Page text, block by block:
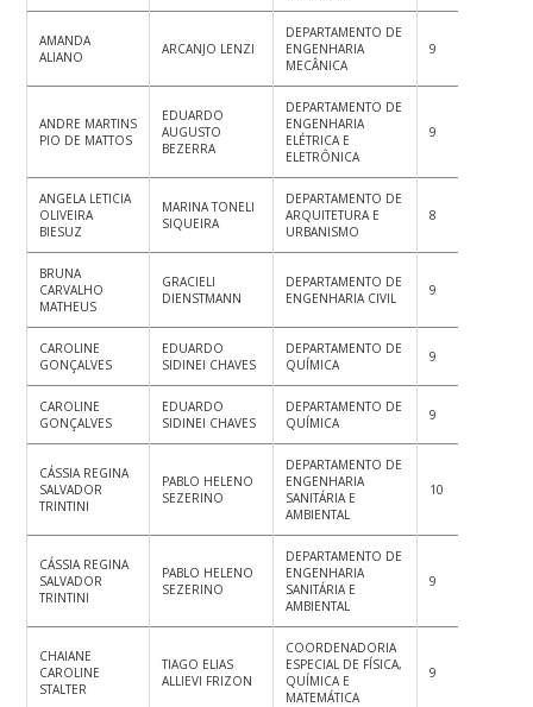
AMANDA
ALIANO
ARCANJO LENZI
DEPARTAMENTO DE
ENGENHARIA
MECÂNICA
9
ANDRE MARTINS
PIO DE MATTOS
EDUARDO
AUGUSTO
BEZERRA
DEPARTAMENTO DE
ENGENHARIA
ELÉTRICA E
ELETRÔNICA
9
ANGELA LETICIA
OLIVEIRA
BIESUZ
MARINA TONELI
SIQUEIRA
DEPARTAMENTO DE
ARQUITETURA E
URBANISMO
8
BRUNA
CARVALHO
MATHEUS
GRACIELI
DIENSTMANN
DEPARTAMENTO DE
ENGENHARIA CIVIL
9
CAROLINE
GONÇALVES
EDUARDO
SIDINEI CHAVES
DEPARTAMENTO DE
QUÍMICA
9
CAROLINE
GONÇALVES
EDUARDO
SIDINEI CHAVES
DEPARTAMENTO DE
QUÍMICA
9
CÁSSIA REGINA
SALVADOR
TRINTINI
PABLO HELENO
SEZERINO
DEPARTAMENTO DE
ENGENHARIA
SANITÁRIA E
AMBIENTAL
10
CÁSSIA REGINA
SALVADOR
TRINTINI
PABLO HELENO
SEZERINO
DEPARTAMENTO DE
ENGENHARIA
SANITÁRIA E
AMBIENTAL
9
CHAIANE
CAROLINE
STALTER
TIAGO ELIAS
ALLIEVI FRIZON
COORDENADORIA
ESPECIAL DE FÍSICA,
QUÍMICA E
MATEMÁTICA
9